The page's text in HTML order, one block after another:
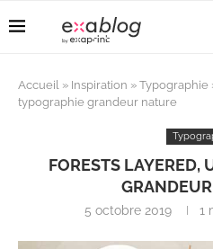
Accueil » Inspiration » Typographie
typographie grandeur nature
FORESTS LAYERED,
5 octobre 2019 1